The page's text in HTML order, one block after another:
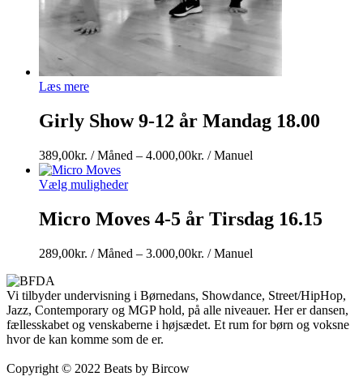
Læs mere
Girly Show 9-12 år Mandag 18.00
389,00kr. / Måned – 4.000,00kr. / Manuel
til
4.000,00kr.
Manuel
Vælg muligheder
Micro Moves 4-5 år Tirsdag 16.15
289,00kr. / Måned – 3.000,00kr. / Manuel
Måned
til
3.000,00kr.
Vi tilbyder undervisning i Børnedans, Showdance, Street/HipHop,
Jazz, Contemporary og MGP hold, på alle niveauer. Her er dansen,
fællesskabet og venskaberne i højsædet. Et rum for børn og voksne
hvor de kan komme som de er.
Copyright © 2022 Beats by Bircow